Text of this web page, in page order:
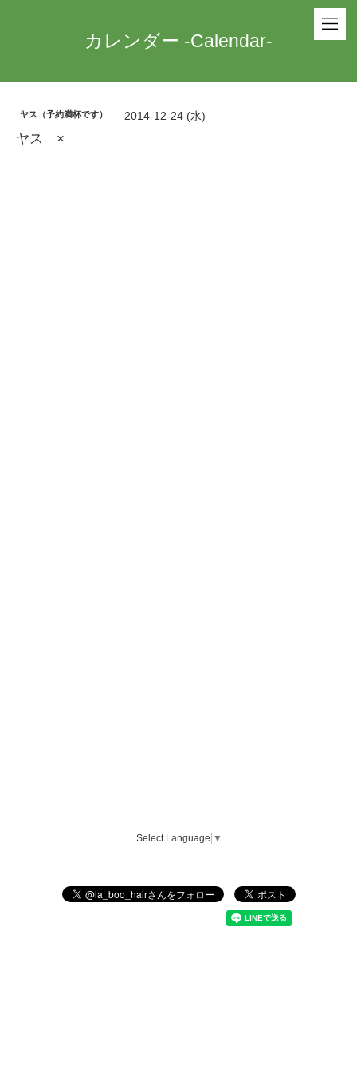
カレンダー -Calendar-
ヤス（予約満杯です） 2014-12-24 (水)
ヤス ×
Select Language ▼